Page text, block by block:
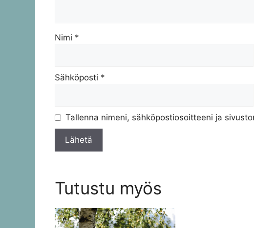
Nimi *
Sähköposti *
Tallenna nimeni, sähköpostiosoitteeni ja
Tutustu myös